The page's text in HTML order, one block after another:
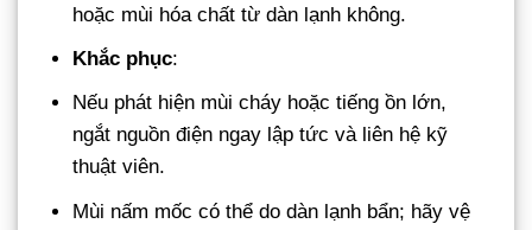
hoặc mùi hóa chất từ dàn lạnh không.
Khắc phục:
Nếu phát hiện mùi cháy hoặc tiếng ồn lớn,
ngắt nguồn điện ngay lập tức và liên hệ kỹ
thuật viên.
Mùi nấm mốc có thể do dàn lạnh bẩn; hãy vệ